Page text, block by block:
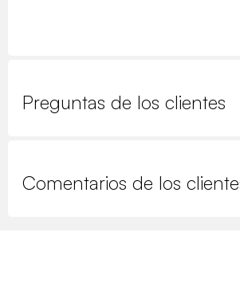
Preguntas de los clientes
Comentarios de los